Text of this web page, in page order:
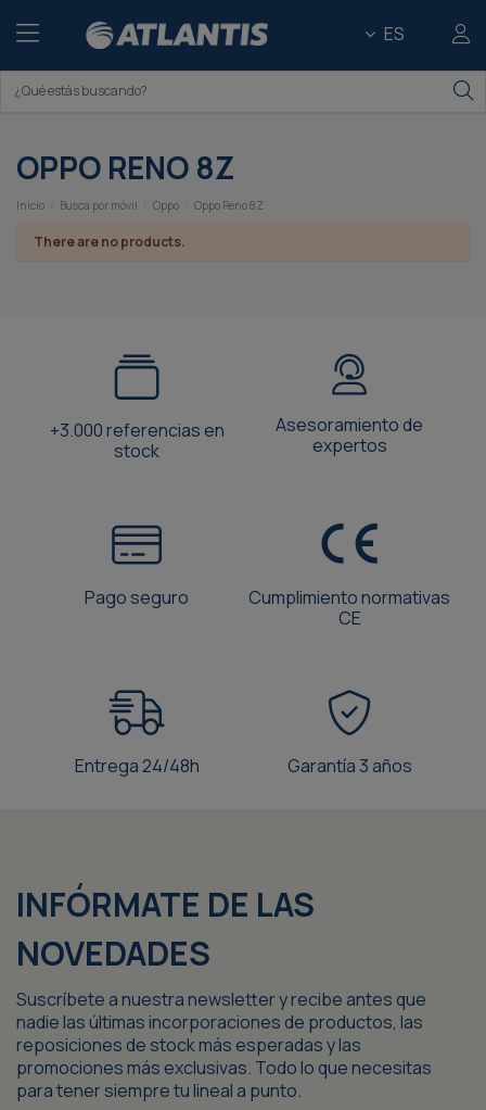
ES
OPPO RENO 8Z
Inicio Busca por móvil Oppo Oppo Reno 8Z
There are no products.
+3.000 referencias en
stock
Asesoramiento de
expertos
Pago seguro
Cumplimiento normativas
CE
Entrega 24/48h Garantía 3 años
INFÓRMATE DE LAS
NOVEDADES
Suscríbete a nuestra newsletter y recibe antes que
nadie las últimas incorporaciones de productos, las
reposiciones de stock más esperadas y las
promociones más exclusivas. Todo lo que necesitas
para tener siempre tu lineal a punto.